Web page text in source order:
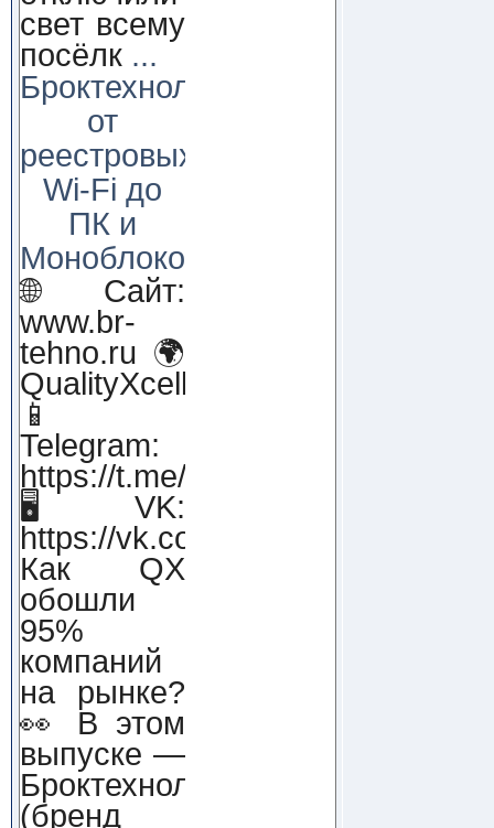
свет всему
посёлк ...
Броктехнолоджи:
от
реестровых
Wi-Fi до
ПК и
Моноблоков!
🌐 Сайт:
www.br-
tehno.ru 🌍
QualityXcellence.ru
📱
Telegram:
https://t.me/qx_lab_IT
🖥 VK:
https://vk.com/qualityxcellenc
Как QX
обошли
95%
компаний
на рынке?
👀 В этом
выпуске —
Броктехнолоджи
(бренд